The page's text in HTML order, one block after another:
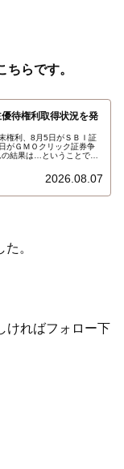
らです。
待権利取得状況を発
権利、8月5日がＳＢＩ証
がＧＭＯクリック証券争
結果は…ということで、
得状況はこちらです…
2026.08.07
。
ければフォロー下